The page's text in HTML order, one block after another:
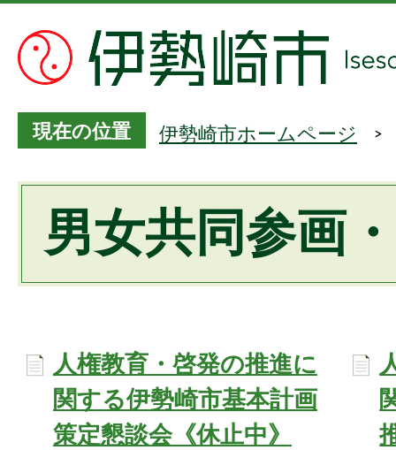
現在の位置 伊勢崎市ホームページ
男女共同参画
人権教育・啓発の推進に
関する伊勢崎市基本計画
策定懇談会《休止中》